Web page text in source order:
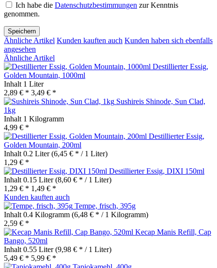
Ich habe die Datenschutzbestimmungen zur Kenntnis
genommen.
Speichern
Ähnliche Artikel Kunden kauften auch Kunden haben sich ebenfalls
angesehen
Ähnliche Artikel
Destillierter Essig,
Golden Mountain, 1000ml
Inhalt 1 Liter
2,89 € * 3,49 € *
Sushireis Shinode, Sun Clad,
1kg
Inhalt 1 Kilogramm
4,99 € *
Destillierter Essig,
Golden Mountain, 200ml
Inhalt 0.2 Liter(6,45 € * / 1 Liter)
1,29 € *
Destillierter Essig, DIXI 150ml
Inhalt 0.15 Liter(8,60 € * / 1 Liter)
1,29 € * 1,49 € *
Kunden kauften auch
Tempe, frisch, 395g
Inhalt 0.4 Kilogramm (6,48 € * / 1 Kilogramm)
2,59 € *
Kecap Manis Refill, Cap
Bango, 520ml
Inhalt 0.55 Liter(9,98 € * / 1 Liter)
5,49 € * 5,99 € *